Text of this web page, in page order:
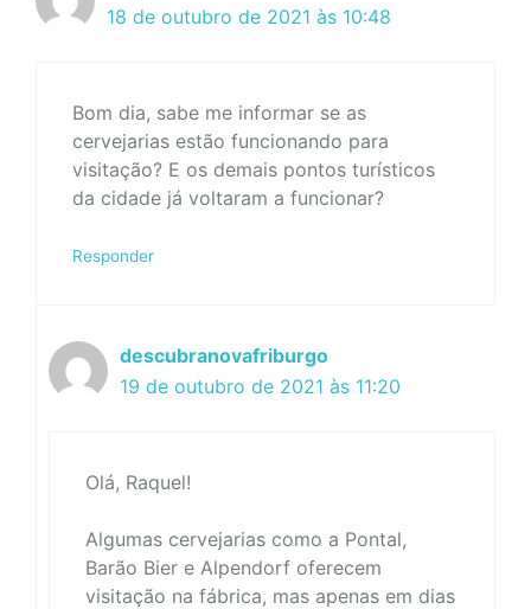
18 de outubro de 2021 às 10:48
Bom dia, sabe me informar se as
cervejarias estão funcionando para
visitação? E os demais pontos turísticos
da cidade já voltaram a funcionar?
Responder
descubranovafriburgo
19 de outubro de 2021 às 11:20
Olá, Raquel!
Algumas cervejarias como a Pontal,
Barão Bier e Alpendorf oferecem
visitação na fábrica, mas apenas em dias